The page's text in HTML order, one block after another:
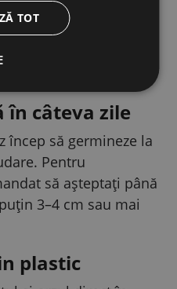
în apartament și
Servește ca
pisica îl poate avea
ei.
în câteva zile
încep să germineze la
Pentru
să așteptați până
3–4 cm sau mai
plastic
TOT